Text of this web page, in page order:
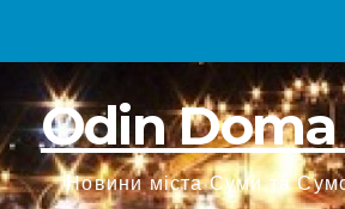
Odin
Новини міста Суми та